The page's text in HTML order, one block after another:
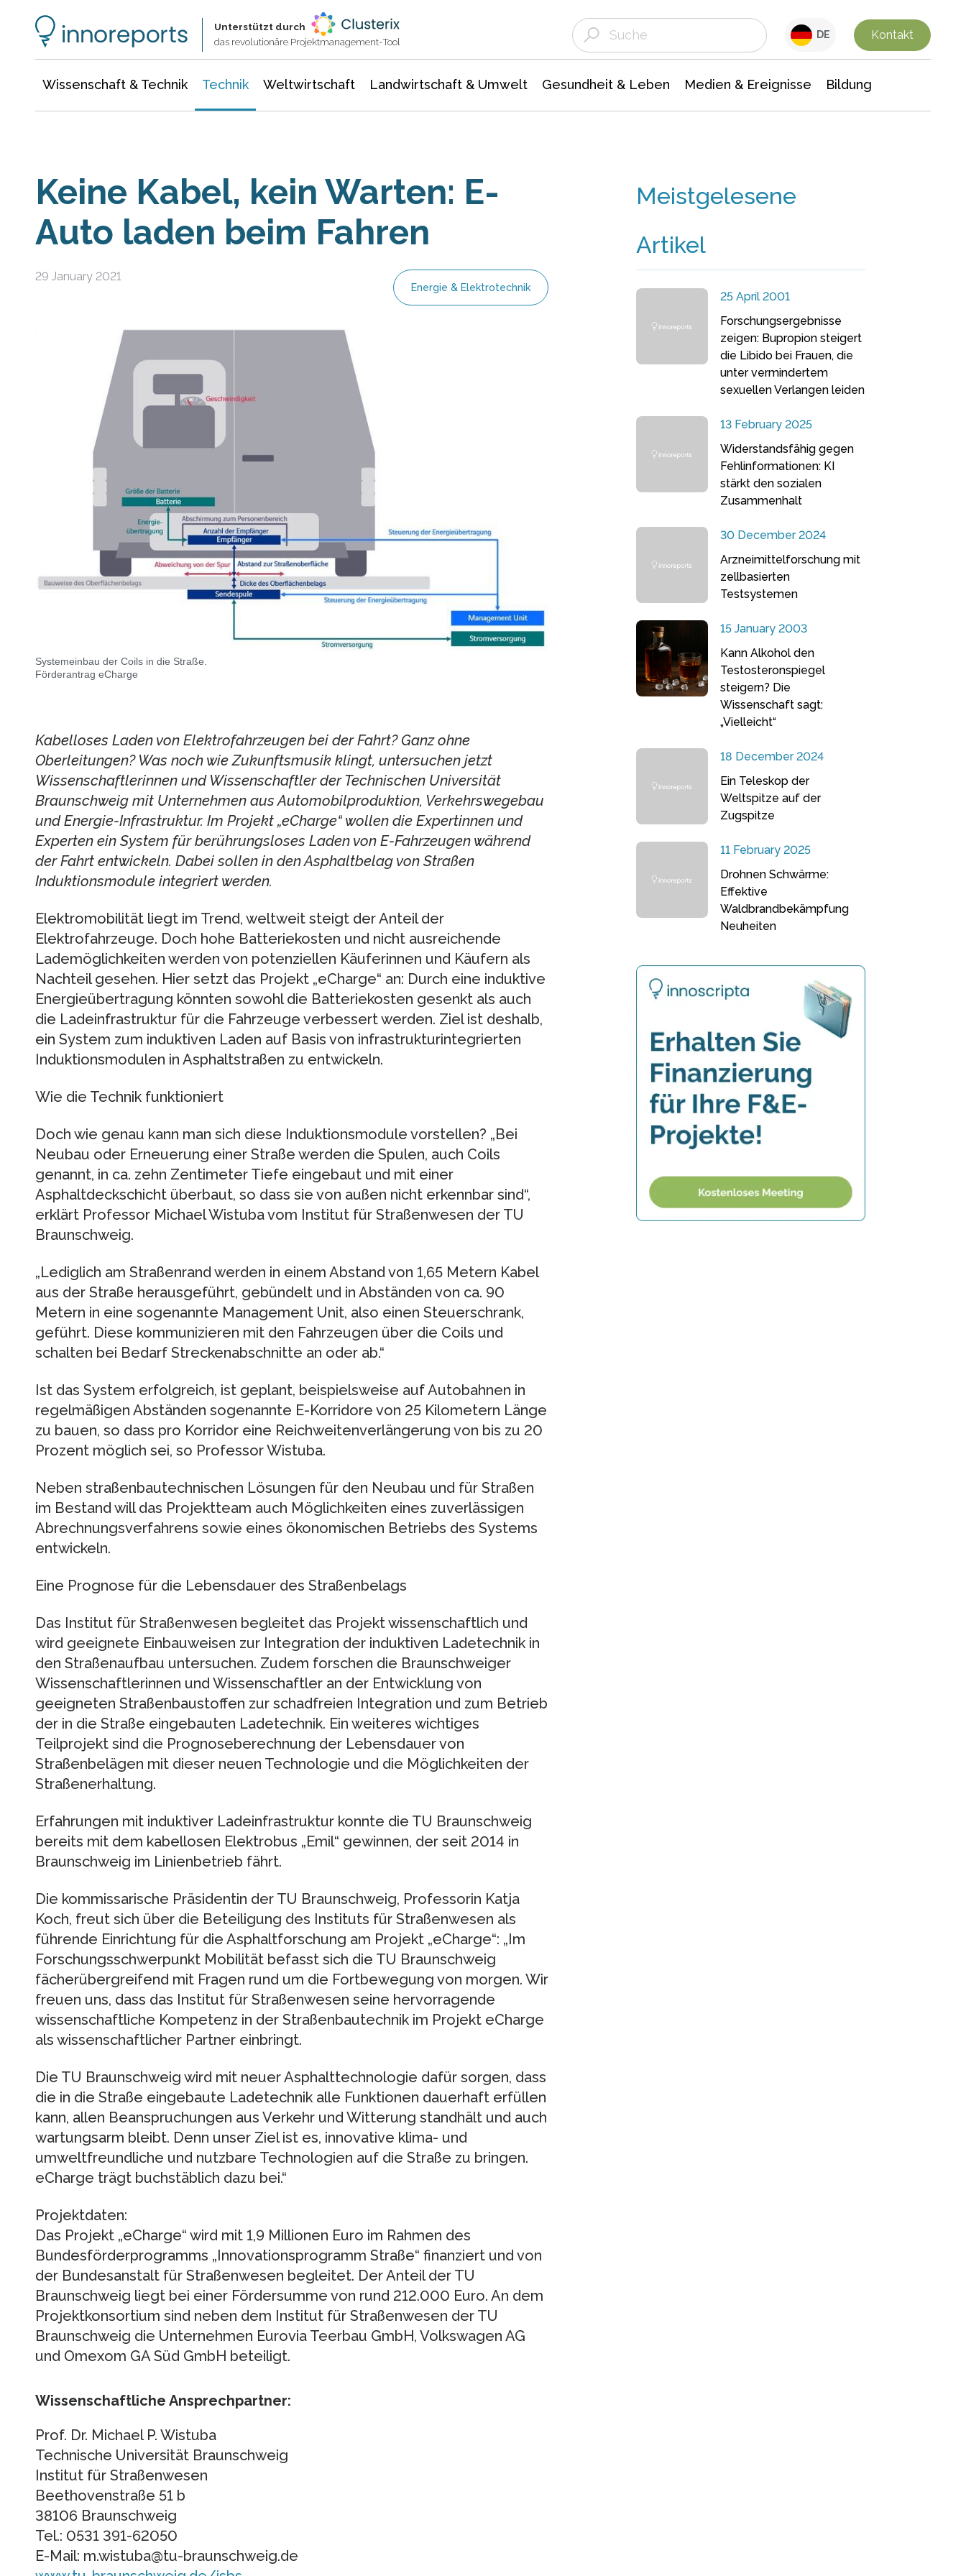
Unterstützt durch
das revolutionäre Projektmanagement-Tool
DE Kontakt
Wissenschaft & Technik Technik Weltwirtschaft Landwirtschaft & Umwelt Gesundheit & Leben Medien & Ereignisse Bildung
Keine Kabel, kein Warten: E-
Auto laden beim Fahren
29 January 2021
Energie & Elektrotechnik
Systemeinbau der Coils in die Straße.
Förderantrag eCharge
Kabelloses Laden von Elektrofahrzeugen bei der Fahrt? Ganz ohne
Oberleitungen? Was noch wie Zukunftsmusik klingt, untersuchen jetzt
Wissenschaftlerinnen und Wissenschaftler der Technischen Universität
Braunschweig mit Unternehmen aus Automobilproduktion, Verkehrswegebau
und Energie-Infrastruktur. Im Projekt „eCharge“ wollen die Expertinnen und
Experten ein System für berührungsloses Laden von E-Fahrzeugen während
der Fahrt entwickeln. Dabei sollen in den Asphaltbelag von Straßen
Induktionsmodule integriert werden.
Elektromobilität liegt im Trend, weltweit steigt der Anteil der
Elektrofahrzeuge. Doch hohe Batteriekosten und nicht ausreichende
Lademöglichkeiten werden von potenziellen Käuferinnen und Käufern als
Nachteil gesehen. Hier setzt das Projekt „eCharge“ an: Durch eine induktive
Energieübertragung könnten sowohl die Batteriekosten gesenkt als auch
die Ladeinfrastruktur für die Fahrzeuge verbessert werden. Ziel ist deshalb,
ein System zum induktiven Laden auf Basis von infrastrukturintegrierten
Induktionsmodulen in Asphaltstraßen zu entwickeln.
Wie die Technik funktioniert
Doch wie genau kann man sich diese Induktionsmodule vorstellen? „Bei
Neubau oder Erneuerung einer Straße werden die Spulen, auch Coils
genannt, in ca. zehn Zentimeter Tiefe eingebaut und mit einer
Asphaltdeckschicht überbaut, so dass sie von außen nicht erkennbar sind“,
erklärt Professor Michael Wistuba vom Institut für Straßenwesen der TU
Braunschweig.
„Lediglich am Straßenrand werden in einem Abstand von 1,65 Metern Kabel
aus der Straße herausgeführt, gebündelt und in Abständen von ca. 90
Metern in eine sogenannte Management Unit, also einen Steuerschrank,
geführt. Diese kommunizieren mit den Fahrzeugen über die Coils und
schalten bei Bedarf Streckenabschnitte an oder ab.“
Ist das System erfolgreich, ist geplant, beispielsweise auf Autobahnen in
regelmäßigen Abständen sogenannte E-Korridore von 25 Kilometern Länge
zu bauen, so dass pro Korridor eine Reichweitenverlängerung von bis zu 20
Prozent möglich sei, so Professor Wistuba.
Neben straßenbautechnischen Lösungen für den Neubau und für Straßen
im Bestand will das Projektteam auch Möglichkeiten eines zuverlässigen
Abrechnungsverfahrens sowie eines ökonomischen Betriebs des Systems
entwickeln.
Eine Prognose für die Lebensdauer des Straßenbelags
Das Institut für Straßenwesen begleitet das Projekt wissenschaftlich und
wird geeignete Einbauweisen zur Integration der induktiven Ladetechnik in
den Straßenaufbau untersuchen. Zudem forschen die Braunschweiger
Wissenschaftlerinnen und Wissenschaftler an der Entwicklung von
geeigneten Straßenbaustoffen zur schadfreien Integration und zum Betrieb
der in die Straße eingebauten Ladetechnik. Ein weiteres wichtiges
Teilprojekt sind die Prognoseberechnung der Lebensdauer von
Straßenbelägen mit dieser neuen Technologie und die Möglichkeiten der
Straßenerhaltung.
Erfahrungen mit induktiver Ladeinfrastruktur konnte die TU Braunschweig
bereits mit dem kabellosen Elektrobus „Emil“ gewinnen, der seit 2014 in
Braunschweig im Linienbetrieb fährt.
Die kommissarische Präsidentin der TU Braunschweig, Professorin Katja
Koch, freut sich über die Beteiligung des Instituts für Straßenwesen als
führende Einrichtung für die Asphaltforschung am Projekt „eCharge“: „Im
Forschungsschwerpunkt Mobilität befasst sich die TU Braunschweig
fächerübergreifend mit Fragen rund um die Fortbewegung von morgen. Wir
freuen uns, dass das Institut für Straßenwesen seine hervorragende
wissenschaftliche Kompetenz in der Straßenbautechnik im Projekt eCharge
als wissenschaftlicher Partner einbringt.
Die TU Braunschweig wird mit neuer Asphalttechnologie dafür sorgen, dass
die in die Straße eingebaute Ladetechnik alle Funktionen dauerhaft erfüllen
kann, allen Beanspruchungen aus Verkehr und Witterung standhält und auch
wartungsarm bleibt. Denn unser Ziel ist es, innovative klima- und
umweltfreundliche und nutzbare Technologien auf die Straße zu bringen.
eCharge trägt buchstäblich dazu bei.“
Projektdaten:
Das Projekt „eCharge“ wird mit 1,9 Millionen Euro im Rahmen des
Bundesförderprogramms „Innovationsprogramm Straße“ finanziert und von
der Bundesanstalt für Straßenwesen begleitet. Der Anteil der TU
Braunschweig liegt bei einer Fördersumme von rund 212.000 Euro. An dem
Projektkonsortium sind neben dem Institut für Straßenwesen der TU
Braunschweig die Unternehmen Eurovia Teerbau GmbH, Volkswagen AG
und Omexom GA Süd GmbH beteiligt.
Wissenschaftliche Ansprechpartner:
Prof. Dr. Michael P. Wistuba
Technische Universität Braunschweig
Institut für Straßenwesen
Beethovenstraße 51 b
38106 Braunschweig
Tel.: 0531 391-62050
E-Mail: m.wistuba@tu-braunschweig.de
Meistgelesene
Artikel
25 April 2001
Forschungsergebnisse
zeigen: Bupropion steigert
die Libido bei Frauen, die
unter vermindertem
sexuellen Verlangen leiden
13 February 2025
Widerstandsfähig gegen
Fehlinformationen: KI
stärkt den sozialen
Zusammenhalt
30 December 2024
Arzneimittelforschung mit
zellbasierten
Testsystemen
15 January 2003
Kann Alkohol den
Testosteronspiegel
steigern? Die
Wissenschaft sagt:
„Vielleicht“
18 December 2024
Ein Teleskop der
Weltspitze auf der
Zugspitze
11 February 2025
Drohnen Schwärme:
Effektive
Waldbrandbekämpfung
Neuheiten